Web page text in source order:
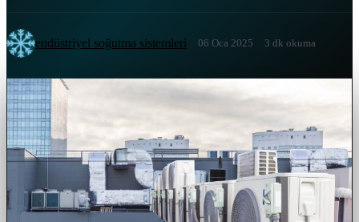
endüstriyel soğutma sistemleri 06 Oca 2025 3 dk okuma